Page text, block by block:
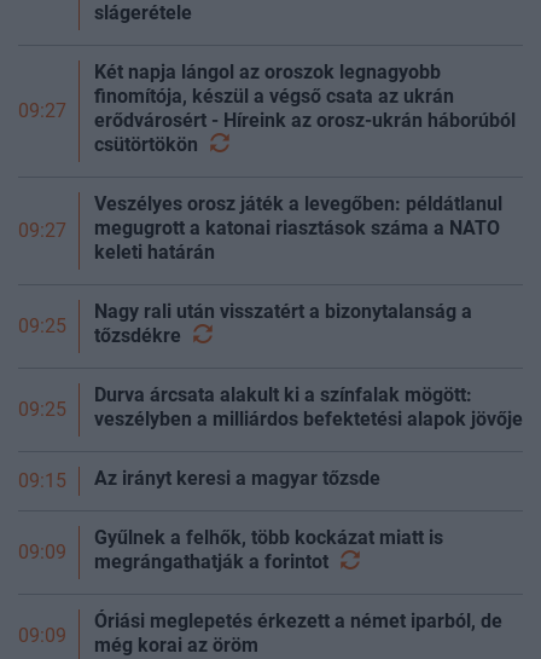
slágerétele
09:27
Két napja lángol az oroszok legnagyobb
finomítója, készül a végső csata az ukrán
erődvárosért - Híreink az orosz-ukrán háborúból
csütörtökön
09:27
Veszélyes orosz játék a levegőben: példátlanul
megugrott a katonai riasztások száma a NATO
keleti határán
09:25
Nagy rali után visszatért a bizonytalanság a
tőzsdékre
09:25
Durva árcsata alakult ki a színfalak mögött:
veszélyben a milliárdos befektetési alapok jövője
09:15 Az irányt keresi a magyar tőzsde
09:09
Gyűlnek a felhők, több kockázat miatt is
megrángathatják a forintot
09:09
Óriási meglepetés érkezett a német iparból, de
még korai az öröm